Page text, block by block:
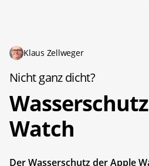
Klaus Zellweger
Nicht ganz dicht?
Watch
Der Wasserschutz der Apple